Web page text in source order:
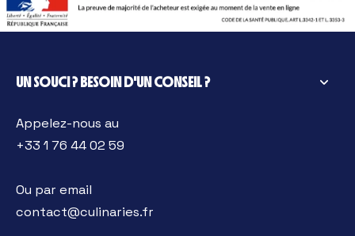
UN SOUCI ? BESOIN D'UN CONSEIL ?
Appelez-nous au
+33 1 76 44 02 59
Ou par email
contact@culinaries.fr